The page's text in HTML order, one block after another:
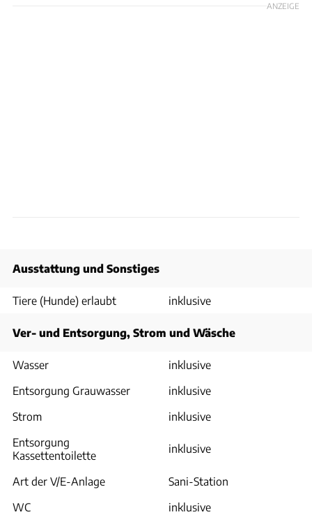
ANZEIGE
Ausstattung und Sonstiges
Tiere (Hunde) erlaubt inklusive
Ver- und Entsorgung, Strom und Wäsche
Wasser
inklusive
Entsorgung Grauwasser
inklusive
Strom
inklusive
Entsorgung
Kassettentoilette
inklusive
Art der V/E-Anlage
Sani-Station
WC
inklusive